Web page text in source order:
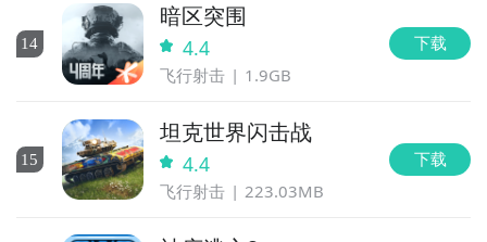
14
暗区突围
4.4
飞行射击 1.9GB
下载
15
坦克世界闪击战
4.4
飞行射击 223.03MB
下载